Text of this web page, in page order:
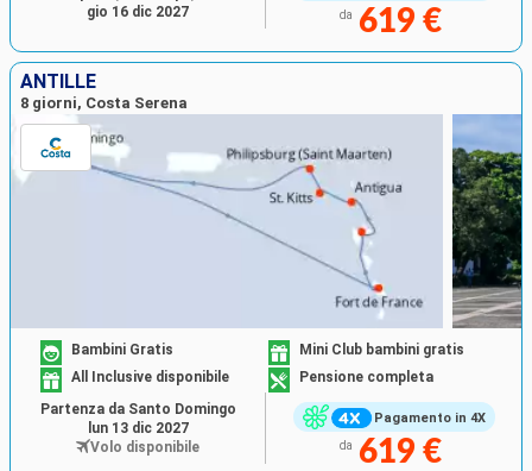
da 619 €
gio 16 dic 2027
ANTILLE
8 giorni, Costa Serena
Pagamento in 4X
Bambini Gratis
Mini Club bambini gratis
All Inclusive disponibile
Pensione completa
da 619 €
Partenza da Santo Domingo
lun 13 dic 2027
Volo disponibile